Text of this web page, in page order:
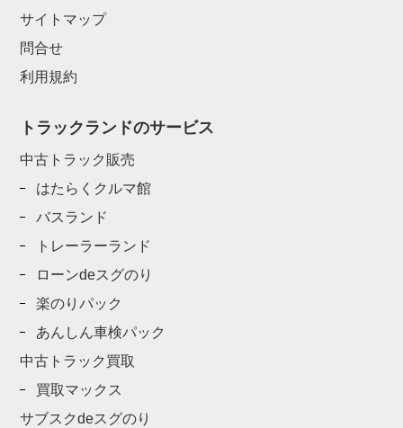
サイトマップ
問合せ
利用規約
トラックランドのサービス
中古トラック販売
はたらくクルマ館
バスランド
トレーラーランド
ローンdeスグのり
楽のりパック
あんしん車検パック
中古トラック買取
買取マックス
サブスクdeスグのり